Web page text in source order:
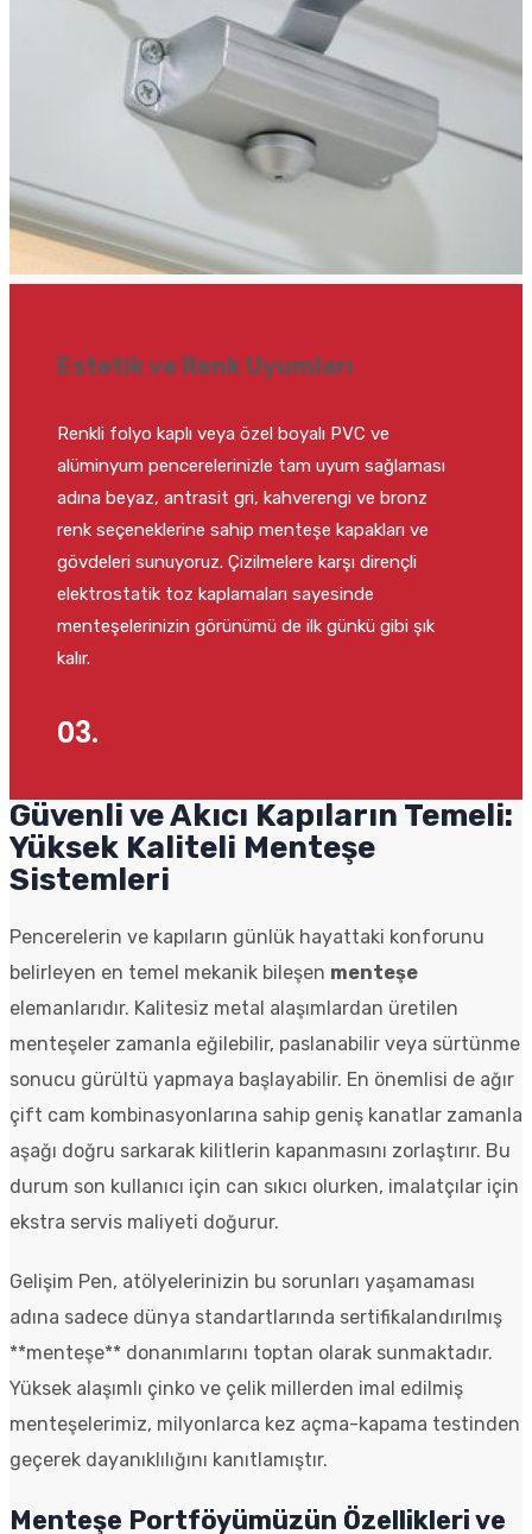
Estetik ve Renk Uyumları
Renkli folyo kaplı veya özel boyalı PVC ve
alüminyum pencerelerinizle tam uyum sağlaması
adına beyaz, antrasit gri, kahverengi ve bronz
renk seçeneklerine sahip menteşe kapakları ve
gövdeleri sunuyoruz. Çizilmelere karşı dirençli
elektrostatik toz kaplamaları sayesinde
menteşelerinizin görünümü de ilk günkü gibi şık
kalır.
03.
Güvenli ve Akıcı Kapıların Temeli:
Yüksek Kaliteli Menteşe
Sistemleri
Pencerelerin ve kapıların günlük hayattaki konforunu
belirleyen en temel mekanik bileşen menteşe
elemanlarıdır. Kalitesiz metal alaşımlardan üretilen
menteşeler zamanla eğilebilir, paslanabilir veya sürtünme
sonucu gürültü yapmaya başlayabilir. En önemlisi de ağır
çift cam kombinasyonlarına sahip geniş kanatlar zamanla
aşağı doğru sarkarak kilitlerin kapanmasını zorlaştırır. Bu
durum son kullanıcı için can sıkıcı olurken, imalatçılar için
ekstra servis maliyeti doğurur.
Gelişim Pen, atölyelerinizin bu sorunları yaşamaması
adına sadece dünya standartlarında sertifikalandırılmış
**menteşe** donanımlarını toptan olarak sunmaktadır.
Yüksek alaşımlı çinko ve çelik millerden imal edilmiş
menteşelerimiz, milyonlarca kez açma-kapama testinden
geçerek dayanıklılığını kanıtlamıştır.
Menteşe Portföyümüzün Özellikleri ve